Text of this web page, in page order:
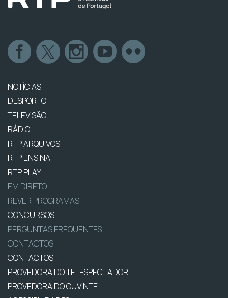
NOTÍCIAS
DESPORTO
TELEVISÃO
RÁDIO
RTP ARQUIVOS
RTP ENSINA
RTP PLAY
EM DIRETO
REVER PROGRAMAS
CONCURSOS
PERGUNTAS FREQUENTES
CONTACTOS
CONTACTOS
PROVEDORA DO TELESPECTADOR
PROVEDORA DO OUVINTE